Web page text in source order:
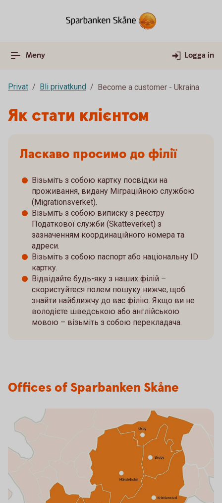
Meny Logga in
Privat Bli privatkund Become a customer - Ukraina
Як стати клієнтом
Ласкаво просимо до філії
Візьміть з собою картку посвідки на
проживання, видану Міграційною службою
(Migrationsverket).
Візьміть з собою виписку з реєстру
Податкової служби (Skatteverket) з
зазначенням координаційного номера та
адреси.
Візьміть з собою паспорт або національну ID
картку.
Відвідайте будь-яку з наших філій –
скористуйтеся полем пошуку нижче, щоб
знайти найближчу до вас філію. Якщо ви не
володієте шведською або англійською
мовою – візьміть з собою перекладача.
Offices of Sparbanken Skåne